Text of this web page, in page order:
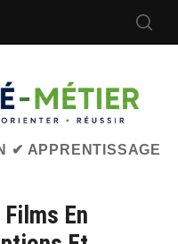
✔ APPRENTISSAGE
En